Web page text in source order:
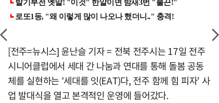
[전주=뉴시스] 윤난슬 기자 = 전북 전주시는 17일 전주
시니어클럽에서 세대 간 나눔과 연대를 통해 돌봄 공동
체를 실현하는 '세대를 잇(EAT)다, 전주 함께 힘 피자' 사
업 발대식을 열고 본격적인 운영에 들어갔다.